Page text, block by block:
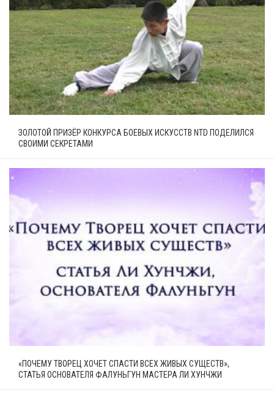
ЗОЛОТОЙ ПРИЗЁР КОНКУРСА БОЕВЫХ ИСКУССТВ NTD ПОДЕЛИЛСЯ
СВОИМИ СЕКРЕТАМИ
«ПОЧЕМУ ТВОРЕЦ ХОЧЕТ СПАСТИ ВСЕХ ЖИВЫХ СУЩЕСТВ»,
СТАТЬЯ ОСНОВАТЕЛЯ ФАЛУНЬГУН МАСТЕРА ЛИ ХУНЧЖИ